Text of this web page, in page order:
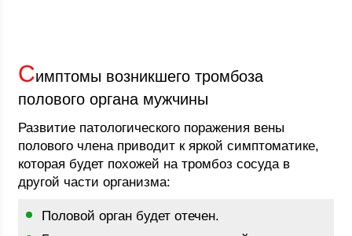
Симптомы возникшего тромбоза
полового органа мужчины
Развитие патологического поражения вены
полового члена приводит к яркой симптоматике,
которая будет похожей на тромбоз сосуда в
другой части организма:
Половой орган будет отечен.